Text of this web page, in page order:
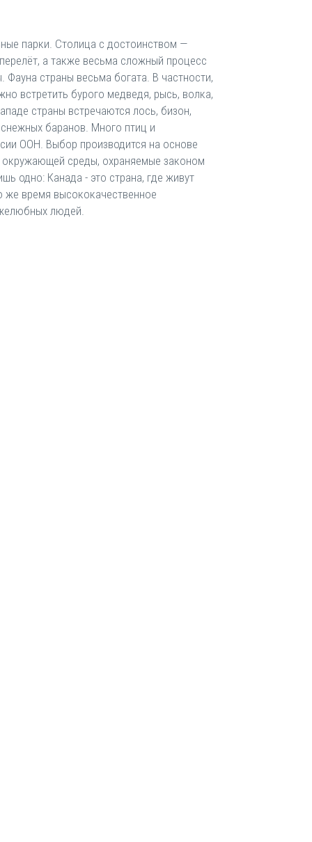
парки. Столица с достоинством —
а также весьма сложный процесс
страны весьма богата. В частности,
встретить бурого медведя, рысь, волка,
страны встречаются лось, бизон,
баранов. Много птиц и
ООН. Выбор производится на основе
окружающей среды, охраняемые законом
одно: Канада - это страна, где живут
же время высококачественное
людей.